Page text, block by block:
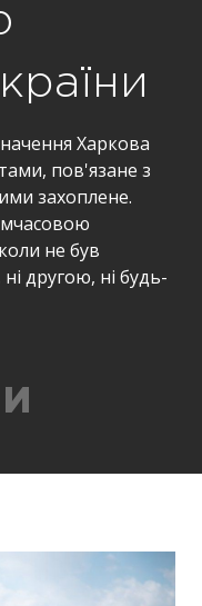
Харкова
пов'язане з
захоплене.
не був
другою, ні будь-